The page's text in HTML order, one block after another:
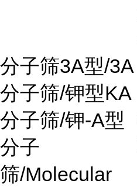
分子筛3A型/3A
分子筛/钾型KA
分子筛/钾-A型
分子
筛/Molecular